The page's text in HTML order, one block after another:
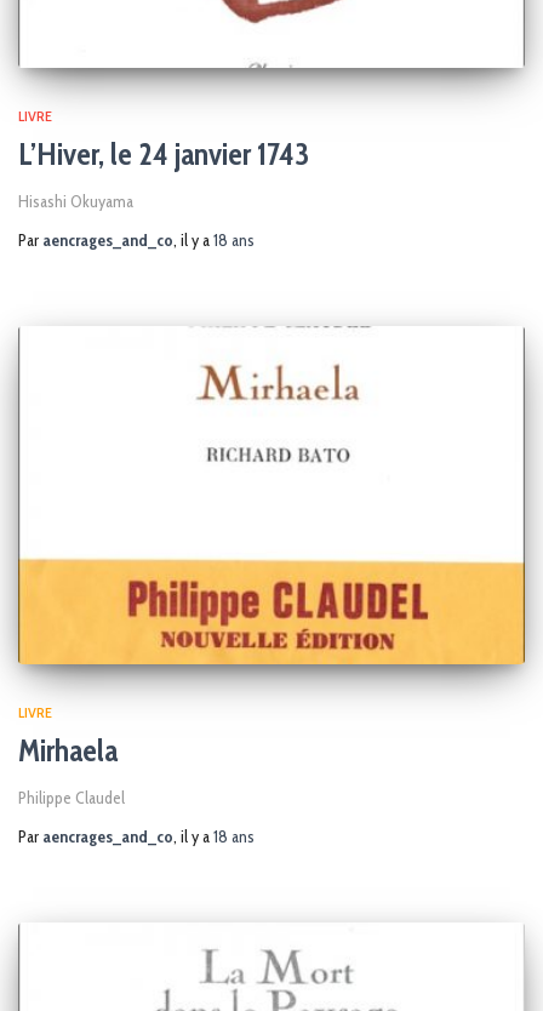
LIVRE
L’Hiver, le 24 janvier 1743
Hisashi Okuyama
Par aencrages_and_co, il y a18 ans
LIVRE
Mirhaela
Philippe Claudel
Par aencrages_and_co , il y a18 ans